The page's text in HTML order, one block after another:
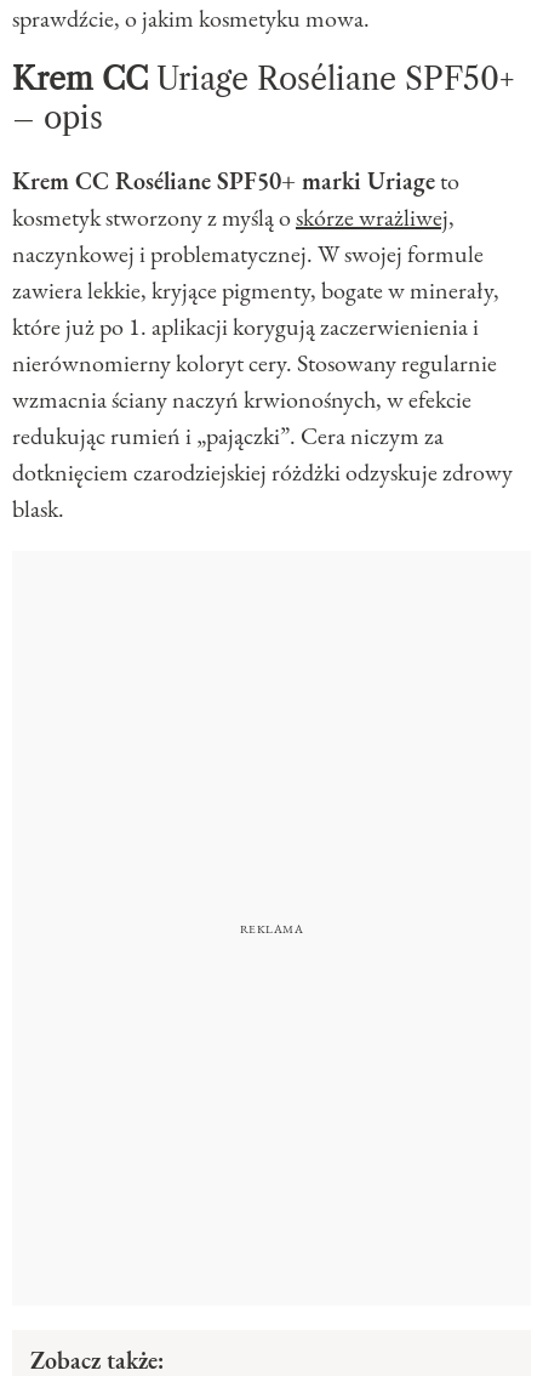
sprawdźcie, o jakim kosmetyku mowa.
Krem CC Uriage Roséliane SPF50+
– opis
Krem CC Roséliane SPF50+ marki Uriageto
kosmetyk stworzony z myślą oskórze wrażliwej,
naczynkowej i problematycznej. W swojej formule
zawiera lekkie, kryjące pigmenty, bogate w minerały,
które już po 1. aplikacji korygują zaczerwienienia i
nierównomierny koloryt cery. Stosowany regularnie
wzmacnia ściany naczyń krwionośnych, w efekcie
redukując rumień i „pajączki”. Cera niczym za
dotknięciem czarodziejskiej różdżki odzyskuje zdrowy
blask.
Zobacz także: